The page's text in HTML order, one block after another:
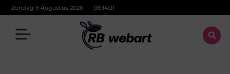
Zondag 9 Augustus 2026 08:14:22